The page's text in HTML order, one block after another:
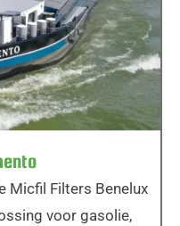
Micfil Filters Benelux
voor gasolie,